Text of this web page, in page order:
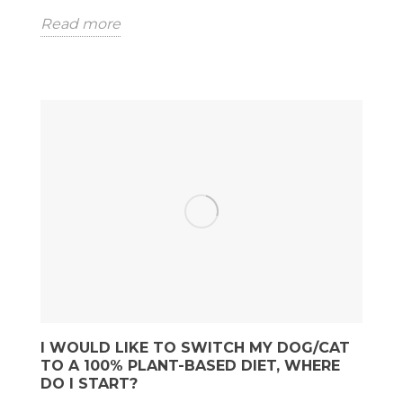
Read more
I WOULD LIKE TO SWITCH MY DOG/CAT
TO A 100% PLANT-BASED DIET, WHERE
DO I START?